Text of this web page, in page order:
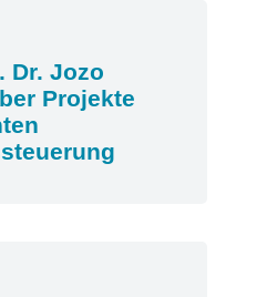
Dr. Jozo
Projekte